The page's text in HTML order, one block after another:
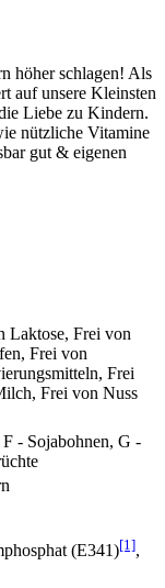
höher schlagen! Als
auf unsere Kleinsten
Liebe zu Kindern.
nützliche Vitamine
gut & eigenen
Laktose, Frei von
Frei von
Frei
Frei von Nuss
- Sojabohnen, G -
(E341)[1],